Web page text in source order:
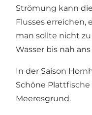
Strömung kann
Flusses erreichen,
man sollte nicht zu
Wasser bis nah ans
In der Saison
Schöne
Meeresgrund.